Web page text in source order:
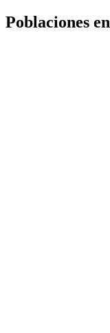
Poblaciones